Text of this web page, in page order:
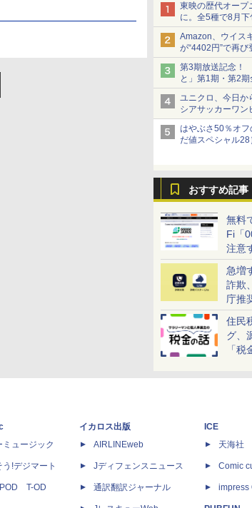
東映の歴代オープ
に。全5種で8月下
Amazon、ウイス
が“4402円”で再び
第3期放送記念！
と」第1期・第2
で順次無料配信開
ユニクロ、今日か
シアサッカーワン
ショーツは1990
はやぶさ50％オ
だ値スペシャル
おすすめ記事
無料
Fi「
注意
急増
詐欺
庁推
しよ
住民
グ、
「
ミュージック
!デジマート
T-OD
イカロス出版
AIRLINEweb
Jディフェンスニュース
通訳翻訳ジャーナル
ICE
天海社
Comic
impress